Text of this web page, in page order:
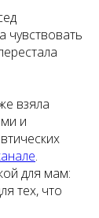
чувствовать
взяла
и
.
для мам:
тех, что